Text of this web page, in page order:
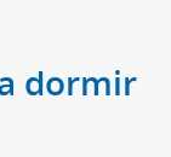
dormir